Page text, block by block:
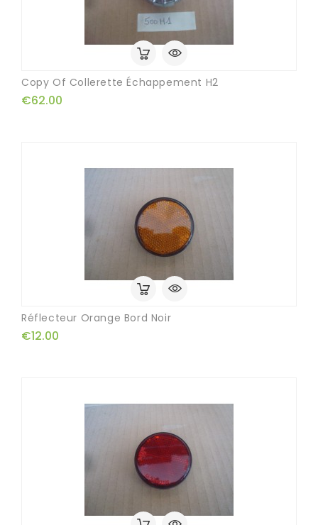
Copy Of Collerette Échappement H2
€62.00
Réflecteur Orange Bord Noir
€12.00